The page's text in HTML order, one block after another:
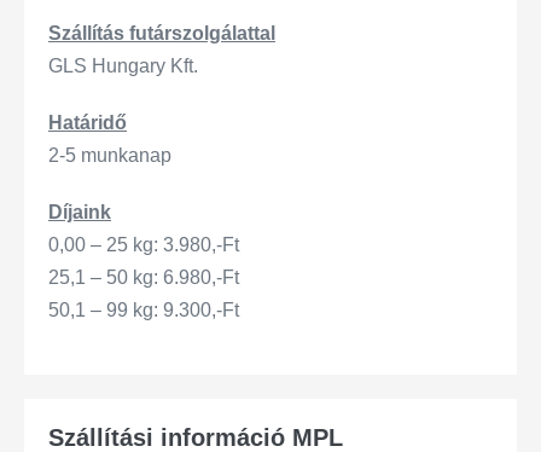
Szállítás futárszo lgálattal
GLS Hungary Kft.
Határidő
2-5 munkanap
Díjaink
0,00 – 25 kg: 3.980,-Ft
25,1 – 50 kg: 6.980,-Ft
50,1 – 99 kg: 9.300,-Ft
Szállítási információ MPL